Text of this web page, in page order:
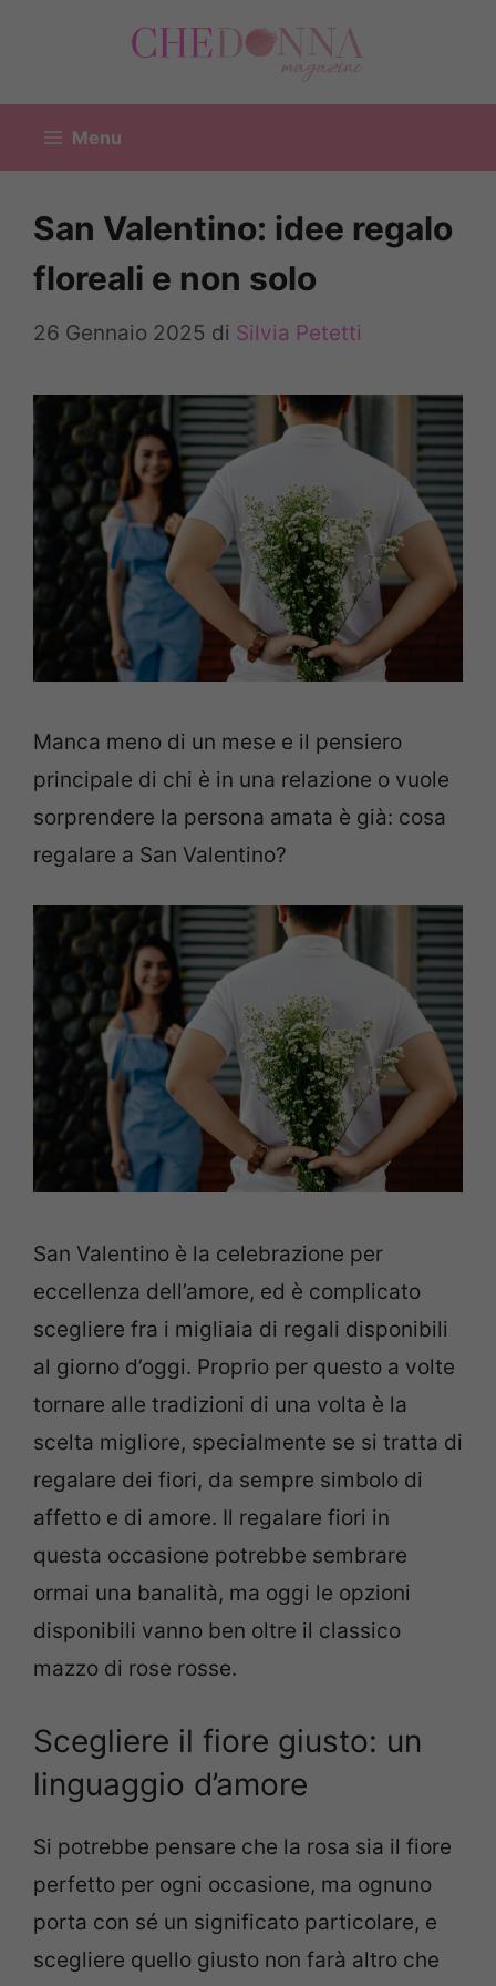
Menu
San Valentino: idee regalo
floreali e non solo
26 Gennaio 2025 di Silvia Petetti
Manca meno di un mese e il pensiero
principale di chi è in una relazione o vuole
sorprendere la persona amata è già: cosa
regalare a San Valentino?
San Valentino è la celebrazione per
eccellenza dell’amore, ed è complicato
scegliere fra i migliaia di regali disponibili
al giorno d’oggi. Proprio per questo a volte
tornare alle tradizioni di una volta è la
scelta migliore, specialmente se si tratta di
regalare dei fiori, da sempre simbolo di
affetto e di amore. Il regalare fiori in
questa occasione potrebbe sembrare
ormai una banalità, ma oggi le opzioni
disponibili vanno ben oltre il classico
mazzo di rose rosse.
Scegliere il fiore giusto: un
linguaggio d’amore
Si potrebbe pensare che la rosa sia il fiore
perfetto per ogni occasione, ma ognuno
porta con sé un significato particolare, e
scegliere quello giusto non farà altro che